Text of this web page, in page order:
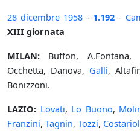
28 dicembre 1958 - 1.192 -
XIII giornata
MILAN: Buffon, A.Fontana,
Occhetta, Danova, Galli,
Bonizzoni.
LAZIO: Lovati, Lo Buono,
Franzini, Tagnin, Tozzi, Costariol